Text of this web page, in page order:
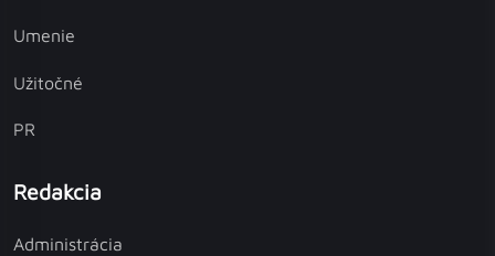
Umenie
Užitočné
PR
Redakcia
Administrácia